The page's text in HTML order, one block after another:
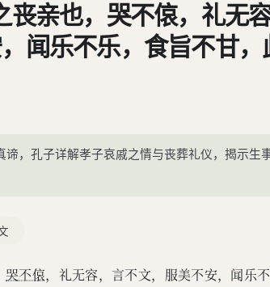
丧亲也，哭不偯，礼无
闻乐不乐，食旨不甘
过三年，示民有终也。
其簠簋而哀戚之；擗踊
而安措之；为之宗庙，
之义备矣，孝子之事亲
谛，孔子详解孝子哀戚之情与丧葬礼仪，揭示生
哭不偯，礼无容，言不文，服美不安，闻乐不